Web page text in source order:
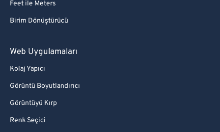
Feet ile Meters
Birim Dönüştürücü
Web Uygulamaları
Kolaj Yapıcı
Görüntü Boyutlandırıcı
Görüntüyü Kırp
Renk Seçici